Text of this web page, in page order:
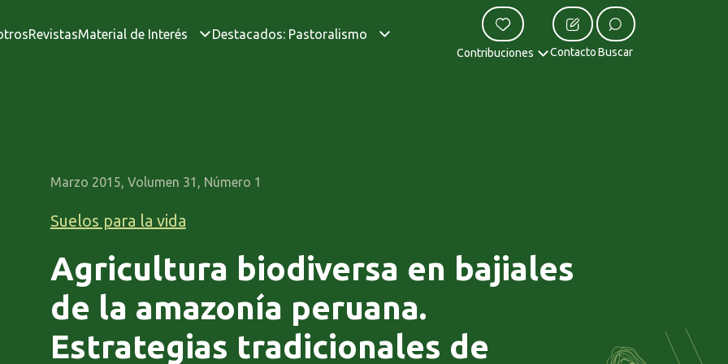
RevistasMaterial de Interés Destacados: Pastoralismo
Contribuciones Contacto Buscar
Marzo 2015, Volumen 31, Número 1
Suelos para la vida
Agricultura biodiversa en bajiales
de la amazonía peruana.
Estrategias tradicionales de